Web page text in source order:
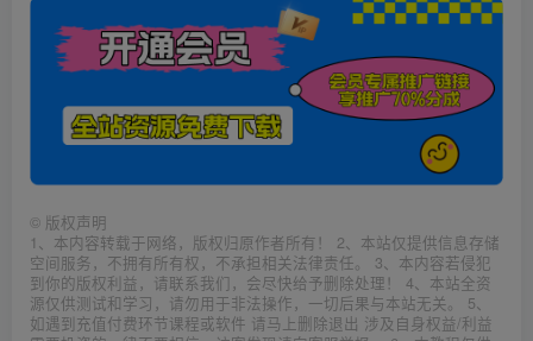
© 版权声明
1、本内容转载于网络，版权归原作者所有！ 2、本站仅提供信息存储
空间服务，不拥有所有权，不承担相关法律责任。 3、本内容若侵犯
到你的版权利益，请联系我们，会尽快给予删除处理！ 4、本站全资
源仅供测试和学习，请勿用于非法操作，一切后果与本站无关。 5、
如遇到充值付费环节课程或软件 请马上删除退出 涉及自身权益/利益